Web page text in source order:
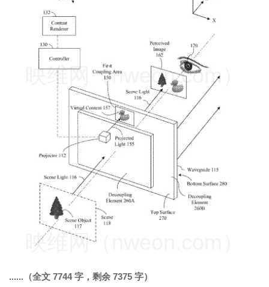
......（全文 7744 字，剩余 7375 字）
映维网（nweon.com）
映维网（nweon.com）